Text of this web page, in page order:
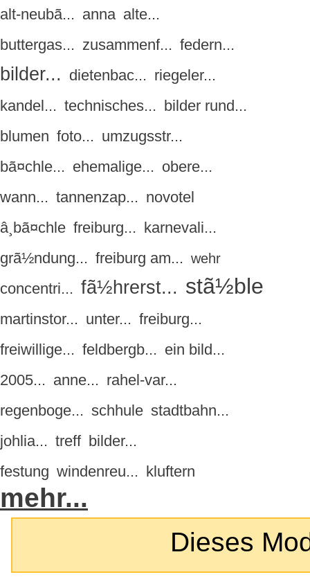
alt-neubã... anna alte...
buttergas... zusammenf... federn...
bilder... dietenbac... riegeler...
kandel... technisches... bilder rund...
blumen foto... umzugsstr...
bã¤chle... ehemalige... obere...
wann... tannenzap... novotel
â¸bã¤chle freiburg... karnevali...
grã½ndung... freiburg am... wehr
concentri... fã½hrerst... stã½ble
martinstor... unter... freiburg...
freiwillige... feldbergb... ein bild...
2005... anne... rahel-var...
regenboge... schhule stadtbahn...
johlia... treff bilder...
festung windenreu... kluftern
mehr...
Dieses